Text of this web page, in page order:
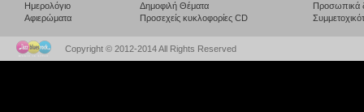
Ημερολόγιο
Αφιερώματα
Δημοφιλή Θέματα
Προσεχείς κυκλοφορίες CD
Προσωπικά
Copyright © 2012-2014 All Rights Reserved